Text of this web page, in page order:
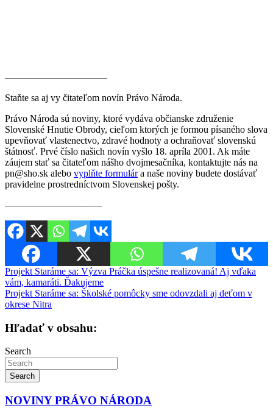
————————–——
Staňte sa aj vy čitateľom novín Právo Národa.
Právo Národa sú noviny, ktoré vydáva občianske združenie
Slovenské Hnutie Obrody, cieľom ktorých je formou písaného slova
upevňovať vlastenectvo, zdravé hodnoty a ochraňovať slovenskú
štátnosť. Prvé číslo našich novín vyšlo 18. apríla 2001. Ak máte
záujem stať sa čitateľom nášho dvojmesačníka, kontaktujte nás na
pn@sho.sk alebo vyplňte formulára naše noviny budete dostávať
pravidelne prostredníctvom Slovenskej pošty.
————————–—–
Navigácia
v
článku
Projekt Staráme sa: Výzva Práčka úspešne realizovaná! Aj vďaka
vám, kamaráti. Ďakujeme
Projekt Staráme sa: Školské pomôcky sme odovzdali aj deťom v
okrese Nitra
Hľadať v obsahu:
Search
Search
NOVINY PRÁVO NÁRODA